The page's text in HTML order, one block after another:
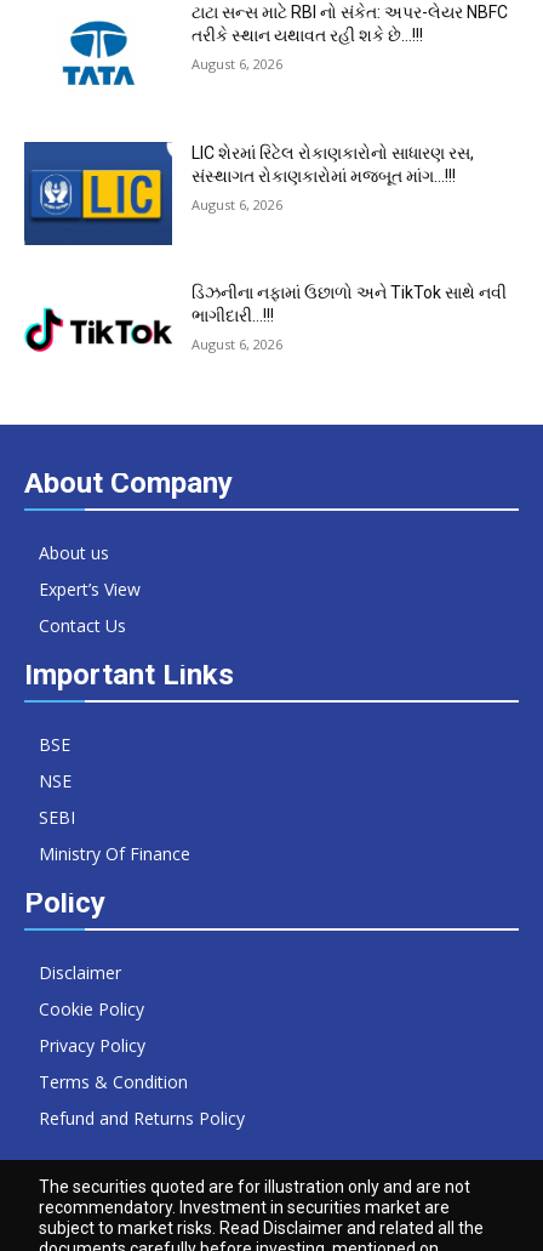
ટાટા સન્સ માટે RBI નો સંકેત: અપર-લેયર NBFC
તરીકે સ્થાન યથાવત રહી શકે છે…!!!
August 6, 2026
LIC શેરમાં રિટેલ રોકાણકારોનો સાધારણ રસ,
સંસ્થાગત રોકાણકારોમાં મજબૂત માંગ…!!!
August 6, 2026
ડિઝનીના નફામાં ઉછાળો અને TikTok સાથે નવી
ભાગીદારી…!!!
August 6, 2026
About Company
About us
Expert’s View
Contact Us
Important Links
BSE
NSE
SEBI
Ministry Of Finance
Policy
Disclaimer
Cookie Policy
Privacy Policy
Terms & Condition
Refund and Returns Policy
The securities quoted are for illustration only and are not
recommendatory. Investment in securities market are
subject to market risks. Read Disclaimer and related all the